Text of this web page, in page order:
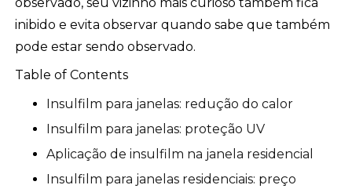
inibido e evita observar quando sabe que também
pode estar sendo observado.
Table of Contents
Insulfilm para janelas: redução do calor
Insulfilm para janelas: proteção UV
Aplicação de insulfilm na janela residencial
Insulfilm para janelas residenciais: preço